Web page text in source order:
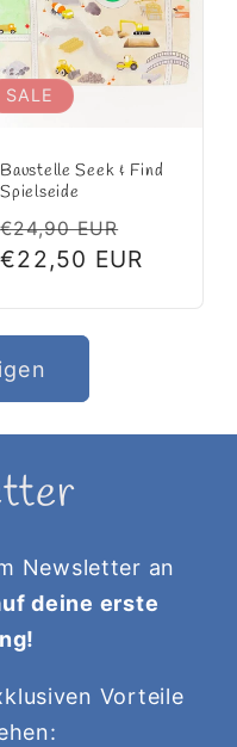
SALE
Baustelle Seek & Find
Spielseide
Normaler
Preis
€24,90 EUR
€22,50 EUR
Newsletter an
deine erste
Vorteile